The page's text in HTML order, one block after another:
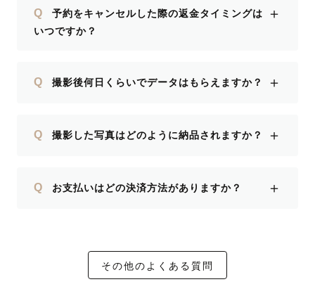
Q
予約をキャンセルした際の返金タイミングは
いつですか？
＋
Q 撮影後何日くらいでデータはもらえますか？ ＋
Q 撮影した写真はどのように納品されますか？ ＋
Q お支払いはどの決済方法がありますか？ ＋
その他のよくある質問